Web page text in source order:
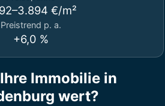
€/m²
Preistrend p. a.
+6,0 %
Immobilie in
wert?